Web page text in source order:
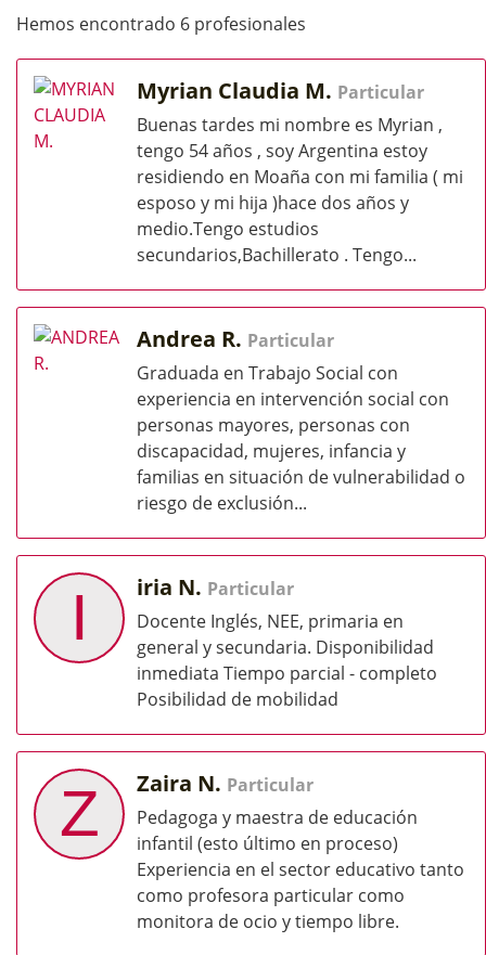
Hemos encontrado 6 profesionales
Myrian Claudia M. Particular
Buenas tardes mi nombre es Myrian ,
tengo 54 años , soy Argentina estoy
residiendo en Moaña con mi familia ( mi
esposo y mi hija )hace dos años y
medio.Tengo estudios
secundarios,Bachillerato . Tengo...
Andrea R. Particular
Graduada en Trabajo Social con
experiencia en intervención social con
personas mayores, personas con
discapacidad, mujeres, infancia y
familias en situación de vulnerabilidad o
riesgo de exclusión...
I iria N. Particular
Docente Inglés, NEE, primaria en
general y secundaria. Disponibilidad
inmediata Tiempo parcial - completo
Posibilidad de mobilidad
Z Zaira N. Particular
Pedagoga y maestra de educación
infantil (esto último en proceso)
Experiencia en el sector educativo tanto
como profesora particular como
monitora de ocio y tiempo libre.